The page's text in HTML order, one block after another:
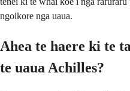
ngoikore nga uaua.
Ahea te haere ki te
te uaua Achilles?